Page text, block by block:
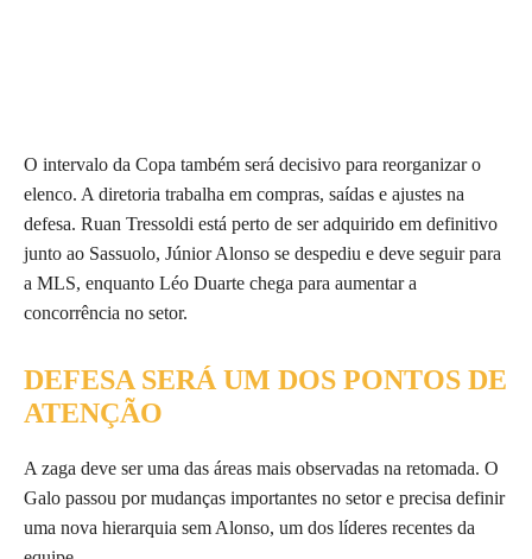
O intervalo da Copa também será decisivo para reorganizar o
elenco. A diretoria trabalha em compras, saídas e ajustes na
defesa. Ruan Tressoldi está perto de ser adquirido em definitivo
junto ao Sassuolo, Júnior Alonso se despediu e deve seguir para
a MLS, enquanto Léo Duarte chega para aumentar a
concorrência no setor.
DEFESA SERÁ UM DOS PONTOS DE
ATENÇÃO
A zaga deve ser uma das áreas mais observadas na retomada. O
Galo passou por mudanças importantes no setor e precisa definir
uma nova hierarquia sem Alonso, um dos líderes recentes da